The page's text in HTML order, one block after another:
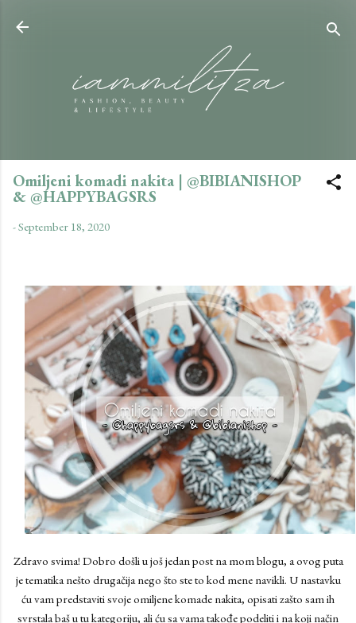
Omiljeni komadi nakita | @BIBIANISHOP
& @HAPPYBAGSRS
-September 18, 2020
Zdravo svima! Dobro došli u još jedan post na mom blogu, a ovog puta
je tematika nešto drugačija nego što ste to kod mene navikli. U nastavku
ću vam predstaviti svoje omiljene komade nakita, opisati zašto sam ih
svrstala baš u tu kategoriju, ali ću sa vama takođe podeliti i na koji način